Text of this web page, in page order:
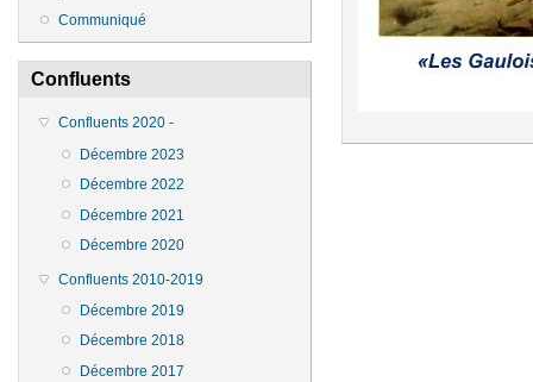
Communiqué
Confluents
Confluents 2020 -
Décembre 2023
Décembre 2022
Décembre 2021
Décembre 2020
Confluents 2010-2019
Décembre 2019
Décembre 2018
Décembre 2017